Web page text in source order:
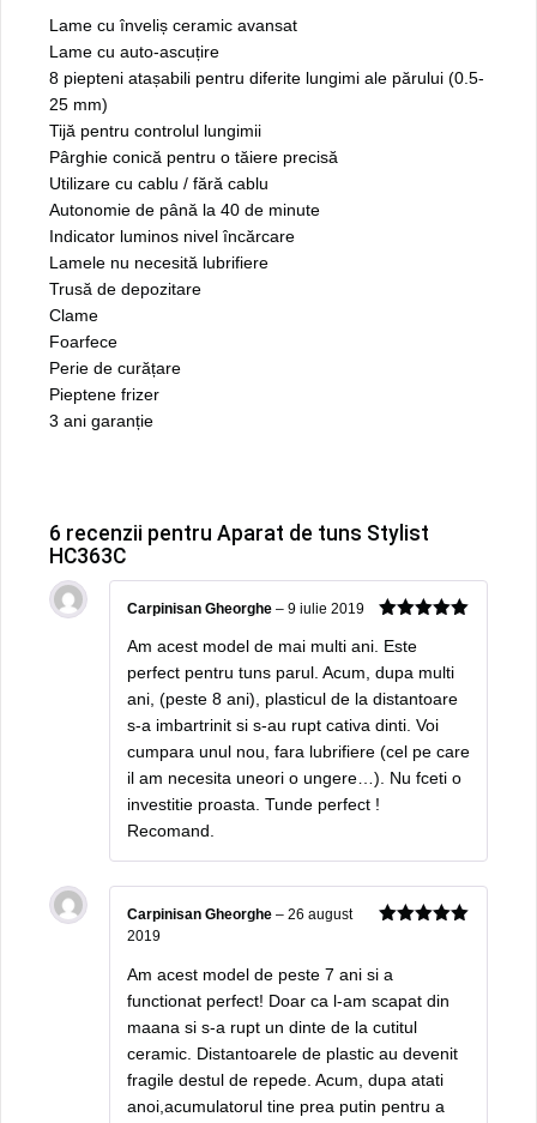
Lame cu înveliș ceramic avansat
Lame cu auto-ascuțire
8 piepteni atașabili pentru diferite lungimi ale părului (0.5-
25 mm)
Tijă pentru controlul lungimii
Pârghie conică pentru o tăiere precisă
Utilizare cu cablu / fără cablu
Autonomie de până la 40 de minute
Indicator luminos nivel încărcare
Lamele nu necesită lubrifiere
Trusă de depozitare
Clame
Foarfece
Perie de curățare
Pieptene frizer
3 ani garanție
6 recenzii pentru Aparat de tuns Stylist
HC363C
Carpinisan Gheorghe – 9 iulie 2019
Am acest model de mai multi ani. Este
perfect pentru tuns parul. Acum, dupa multi
ani, (peste 8 ani), plasticul de la distantoare
s-a imbartrinit si s-au rupt cativa dinti. Voi
cumpara unul nou, fara lubrifiere (cel pe care
il am necesita uneori o ungere…). Nu fceti o
investitie proasta. Tunde perfect !
Recomand.
Carpinisan Gheorghe – 26 august
2019
Am acest model de peste 7 ani si a
functionat perfect! Doar ca l-am scapat din
maana si s-a rupt un dinte de la cutitul
ceramic. Distantoarele de plastic au devenit
fragile destul de repede. Acum, dupa atati
anoi,acumulatorul tine prea putin pentru a